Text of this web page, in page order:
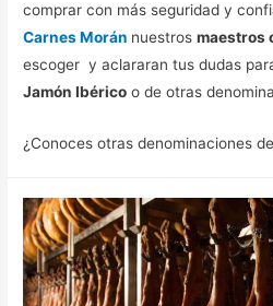
comprar con más seguridad y
Carnes Morán nuestrosmaestros
escoger y aclararan tus dudas
Jamón Ibérico o de otras
¿Conoces otras denominaciones